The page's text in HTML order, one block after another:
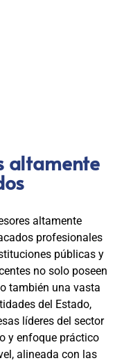
altamente
altamente
profesionales
públicas y
no solo poseen
también una vasta
del Estado,
líderes del sector
y enfoque práctico
alineada con las